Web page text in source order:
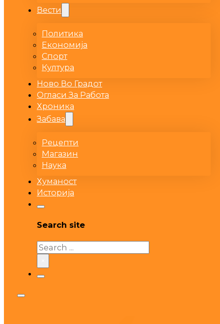
Вести
Политика
Економија
Спорт
Култура
Ново Во Градот
Огласи За Работа
Хроника
Забава
Рецепти
Магазин
Наука
Хуманост
Историја
Search site
Search